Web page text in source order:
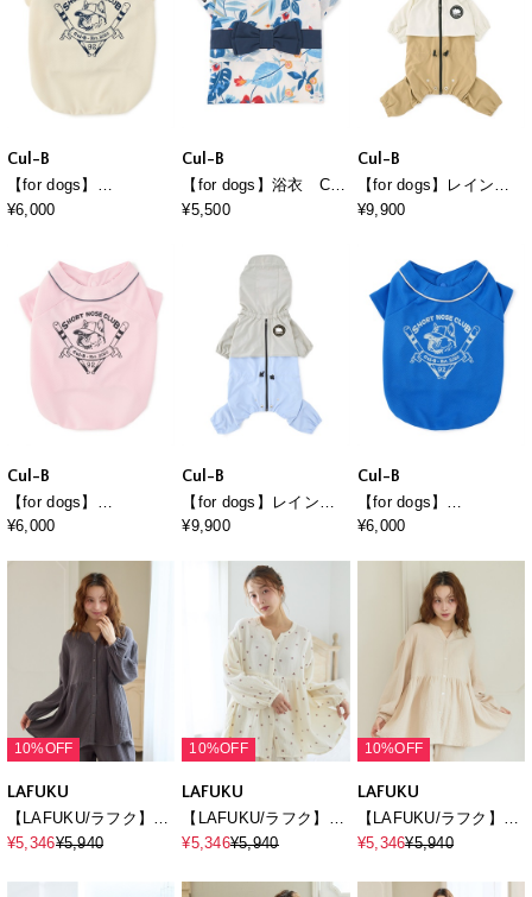
Cul-B
【for dogs】
BASEBALL TEE Cul-
¥6,000
Cul-B
【for dogs】浴衣 Cul-
B/キューブ/愛犬服
¥5,500
Cul-B
【for dogs】レインコ
ート Cul-B/キューブ/
¥9,900
Cul-B
【for dogs】
BASEBALL TEE Cul-
¥6,000
Cul-B
【for dogs】レインコ
ート Cul-B/キューブ/
¥9,900
Cul-B
【for dogs】
BASEBALL TEE Cul-
¥6,000
10%OFF
LAFUKU
【LAFUKU/ラフク】綿
100％ゆったり柔らかダ
《上下セット》◆新色
¥5,346¥5,940
10%OFF
LAFUKU
【LAFUKU/ラフク】綿
100％ゆったり柔らかダ
《上下セット》◆新色
¥5,346¥5,940
10%OFF
LAFUKU
【LAFUKU/ラフク】綿
100％ゆったり柔らかダ
《上下セット》◆新色
¥5,346¥5,940